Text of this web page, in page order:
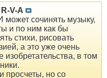
V-A
сочинять музыку,
и по ним как бы
стихи, рисовать
а это уже очень
изобретательства, в том
просчеты, но со